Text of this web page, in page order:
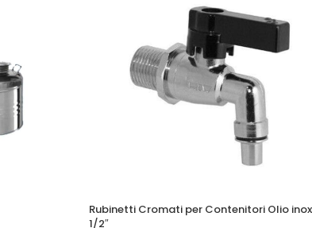
Rubinetti Cromati per Contenitori Olio
1/2″